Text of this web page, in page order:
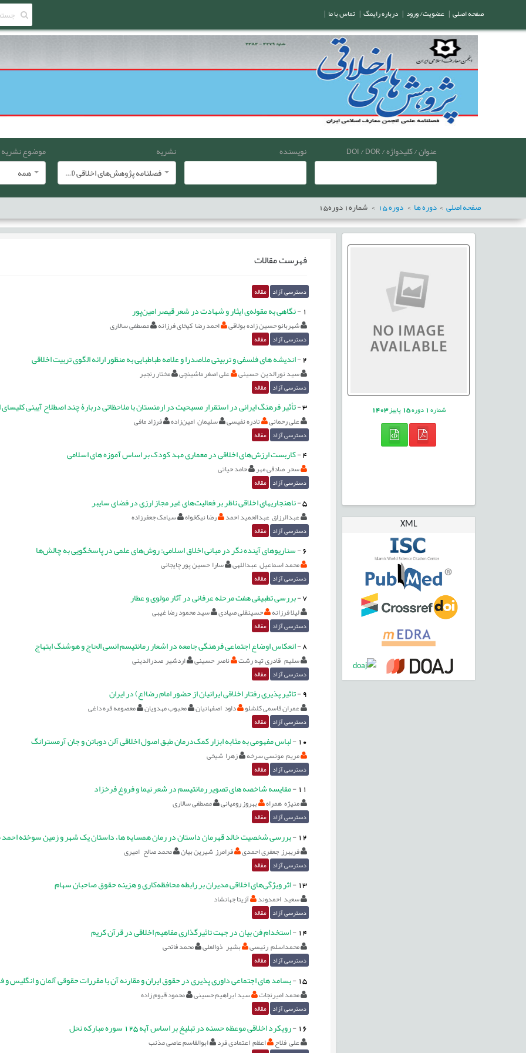
عنوان / کلیدواژه / DOI / DOR نویسنده
نشریه
فصلنامه پژوهش‌های اخلاقی (انجمن معارف اسلامی ایران)
موضوع نشریه
همه
صفحه اصلی دوره ها دوره شماره1دوره15
شماره1دوره15پاییز1403
XML
فهرست مقالات
دسترسی آزاد مقاله
1
-نگاهی به مقوله‌ی ایثار و شهادت در شعر قیصر امین‌پور
شهربانو حسین زاده بولاقی احمد رضا کیخای فرزانه مصطفی سالاری
دسترسی آزاد مقاله
2
-اندیشه های فلسفی و تربیتی ملاصدرا و علامه طباطبایی به منظور ارائه الگوی تربیت اخلاقی
سید نورالدین حسینی علی اصغر ماشینچی مختار رنجبر
دسترسی آزاد مقاله
3
-تأثیر فرهنگ ایرانی در استقرار مسیحیت در ارمنستان با ملاحظاتی دربارۀ چند اصطلاح آیینی
علی رحمانی نادره نفیسی سلیمان امین‌زاده فرزاد مافی
دسترسی آزاد مقاله
4
-کاربست ارزش‌های اخلاقی در معماری مهد کودک بر اساس آموزه های اسلامی
سحر صادقی مهر حامد حیاتی
دسترسی آزاد مقاله
5
-ناهنجاریهای اخلاقی ناظر بر فعالیت‌های غیر مجاز ارزی در فضای سایبر
عبدالرزاق عبدالحمید احمد رضا نیکخواه سیامک جعفرزاده
دسترسی آزاد مقاله
6
-سناریوهای آینده نگر در مبانی اخلاق اسلامی: روش‌های علمی در پاسخگویی به چالش‌ها
محمد اسماعیل عبداللهی سارا حسین پور چایجانی
دسترسی آزاد مقاله
7
-بررسی تطبیقی هفت مرحله عرفانی در آثار مولوی و عطار
لیلا فرزانه حسینقلی صیادی سید محمود رضا غیبی
دسترسی آزاد مقاله
8
-انعکاس اوضاع اجتماعی فرهنگی جامعه در اشعار رمانتیسم انسی الحاج و هوشنگ ابتهاج
سلیم قادری تپه رشت ناصر حسینی اردشیر صدرالدینی
دسترسی آزاد مقاله
9
-تاثیر پذیری رفتار اخلاقی ایرانیان از حضور امام رضا(ع) در ایران
عمران قاسمی کلشلو داود اصفهانیان محبوب مهدویان معصومه قره داغی
دسترسی آزاد مقاله
10
-لباس مفهومی به مثابه ابزار کمک‌درمان طبق اصول اخلاقی آلن دوباتن و جان آرمسترانگ
مریم مونسی سرخه زهرا شیخی
دسترسی آزاد مقاله
11
-مقایسه شاخصه های تصویر رمانتیسم در شعر نیما و فروغ فرخزاد
منیژه همراه بهروز رومیانی مصطفی سالاری
دسترسی آزاد مقاله
12
-بررسی شخصیت خالد قهرمان داستان در رمان همسایه ها، داستان یک شهر و زمین سوخته احمد
فریبرز جعفری احمدی فرامرز شيرين بيان محمد صالح امیری
دسترسی آزاد مقاله
13
-اثر ویژگی‌های اخلاقی مدیران بر رابطه محافظه‌كاری و هزینه حقوق صاحبان سهام
سعید احمدوند آزیتا جهانشاد
دسترسی آزاد مقاله
14
-استخدام فن بیان در جهت تاثیرگذاری مفاهیم اخلاقی در قرآن کریم
محمداسلم رئیسی بشیر ذوالعلی محمد فاتحی
دسترسی آزاد مقاله
15
-بسامد های اجتماعی داوری پذیری در حقوق ایران و مقارنه آن با مقررات حقوقی آلمان و انگلیس و
محمد امیرنجات سید ابراهیم حسینی محمود قیوم زاده
دسترسی آزاد مقاله
16
-رویکرد اخلاقی موعظه حسنه در تبلیغ بر اساس آیه 125 سوره مبارکه نحل
علی فلاح اعظم اعتمادی فرد ابوالقاسم عاصی مذنب
صفحه اصلی | عضویت/ ورود | درباره رایمگ | تماس با ما |